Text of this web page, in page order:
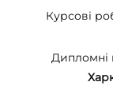
Курсові
Дипломні